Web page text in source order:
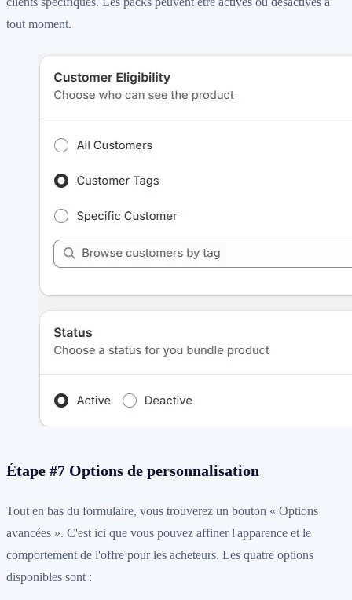
tout moment.
Étape #7 Options de personnalisation
Tout en bas du formulaire, vous trouverez un bouton « Options
avancées ». C'est ici que vous pouvez affiner l'apparence et le
comportement de l'offre pour les acheteurs. Les quatre options
disponibles sont :